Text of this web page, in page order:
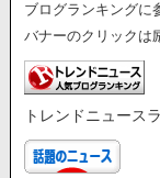
ブログランキングに
バナーのクリックは
トレンドニュース